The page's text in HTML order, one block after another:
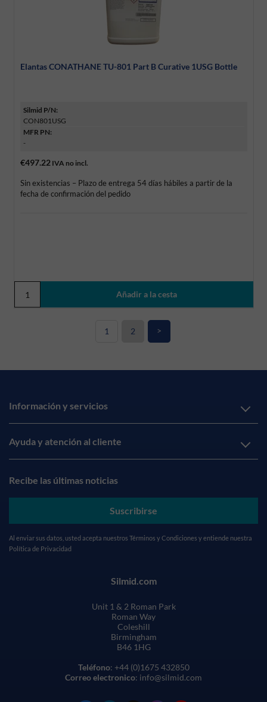
Elantas CONATHANE TU-801 Part B Curative 1USG Bottle
Silmid P/N:
CON801USG
MFR PN:
-
€497.22IVA no incl.
Sin existencias – Plazo de entrega 54 días hábiles a partir de la
fecha de confirmación del pedido
1 2 >
Información y servicios
Ayuda y atención al cliente
Recibe las últimas noticias
Suscribirse
Al enviar sus datos, usted acepta nuestros Términos y Condiciones y entiende nuestra
Política de Privacidad
Silmid.com
Unit 1 & 2 Roman Park
Roman Way
Coleshill
Birmingham
B46 1HG
Teléfono: +44 (0)1675 432850
Correo electronico: info@silmid.com